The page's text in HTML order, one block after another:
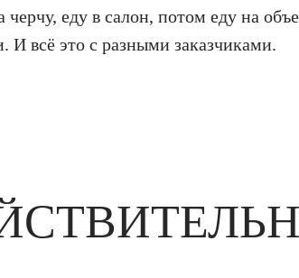
черчу, еду в салон, потом еду на
И всё это с разными заказчиками.